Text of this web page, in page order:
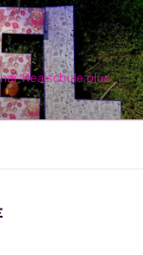
Realschule plus